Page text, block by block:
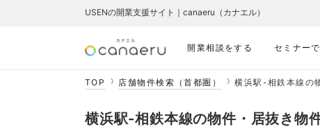
開業相談をする セミナー
USENの開業支援サイト｜canaeru（カナエル）
TOP 店舗物件検索（首都圏） 横浜駅-相鉄本線の
横浜駅-相鉄本線の物件・居抜き物